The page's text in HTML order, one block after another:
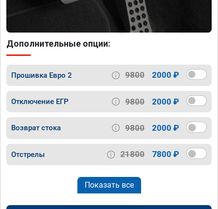
Дополнительные опции:
Прошивка Евро 2 9800 2000 ₽
Отключение ЕГР 9800 2000 ₽
Возврат стока 9800 2000 ₽
Отстрелы 21800 7800 ₽
Показать все